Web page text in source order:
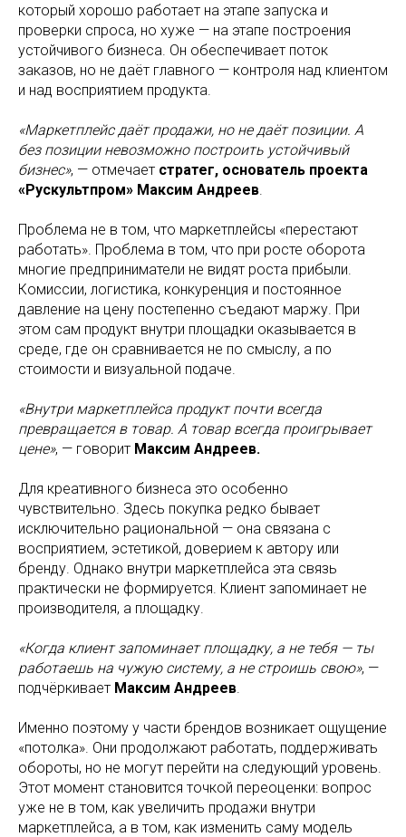
который хорошо работает на этапе запуска и
проверки спроса, но хуже — на этапе построения
устойчивого бизнеса. Он обеспечивает поток
заказов, но не даёт главного — контроля над клиентом
и над восприятием продукта.
«Маркетплейс даёт продажи, но не даёт позиции. А
без позиции невозможно построить устойчивый
бизнес», — отмечает стратег, основатель проекта
«Рускультпром» Максим Андреев.
Проблема не в том, что маркетплейсы «перестают
работать». Проблема в том, что при росте оборота
многие предприниматели не видят роста прибыли.
Комиссии, логистика, конкуренция и постоянное
давление на цену постепенно съедают маржу. При
этом сам продукт внутри площадки оказывается в
среде, где он сравнивается не по смыслу, а по
стоимости и визуальной подаче.
«Внутри маркетплейса продукт почти всегда
превращается в товар. А товар всегда проигрывает
цене», — говорит Максим Андреев.
Для креативного бизнеса это особенно
чувствительно. Здесь покупка редко бывает
исключительно рациональной — она связана с
восприятием, эстетикой, доверием к автору или
бренду. Однако внутри маркетплейса эта связь
практически не формируется. Клиент запоминает не
производителя, а площадку.
«Когда клиент запоминает площадку, а не тебя — ты
работаешь на чужую систему, а не строишь свою», —
подчёркивает Максим Андреев.
Именно поэтому у части брендов возникает ощущение
«потолка». Они продолжают работать, поддерживать
обороты, но не могут перейти на следующий уровень.
Этот момент становится точкой переоценки: вопрос
уже не в том, как увеличить продажи внутри
маркетплейса, а в том, как изменить саму модель